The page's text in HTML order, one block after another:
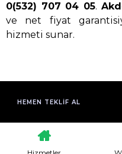
0(532) 707 04 05.
ve net fiyat
hizmeti sunar.
HEMEN TEKLIF AL